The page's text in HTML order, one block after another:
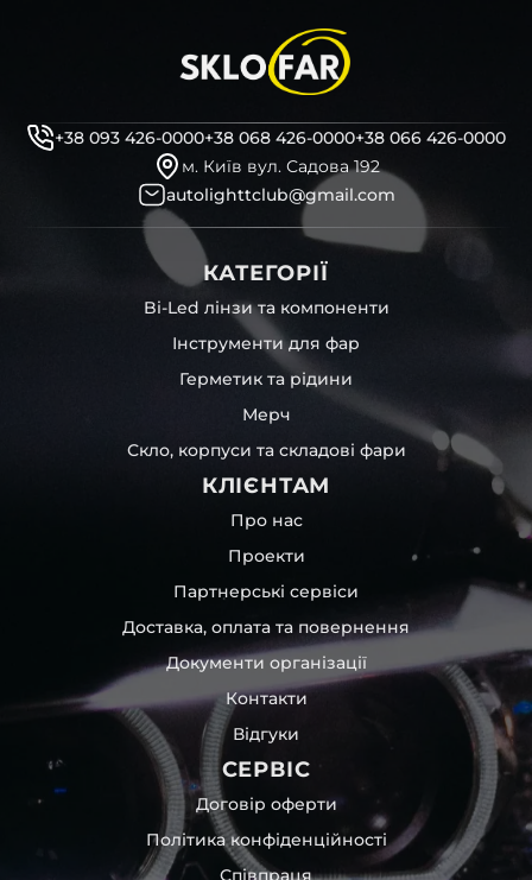
+38 093 426-0000+38 068 426-0000+38 066 426-0000
м. Київ вул. Садова 192
autolighttclub@gmail.com
КАТЕГОРІЇ
Bi-Led лінзи та компоненти
Інструменти для фар
Герметик та рідини
Мерч
Скло, корпуси та складові фари
КЛІЄНТАМ
Про нас
Проекти
Партнерські сервіси
Доставка, оплата та повернення
Документи організації
Контакти
Відгуки
СЕРВІС
Договір оферти
Політика конфіденційності
Співпраця